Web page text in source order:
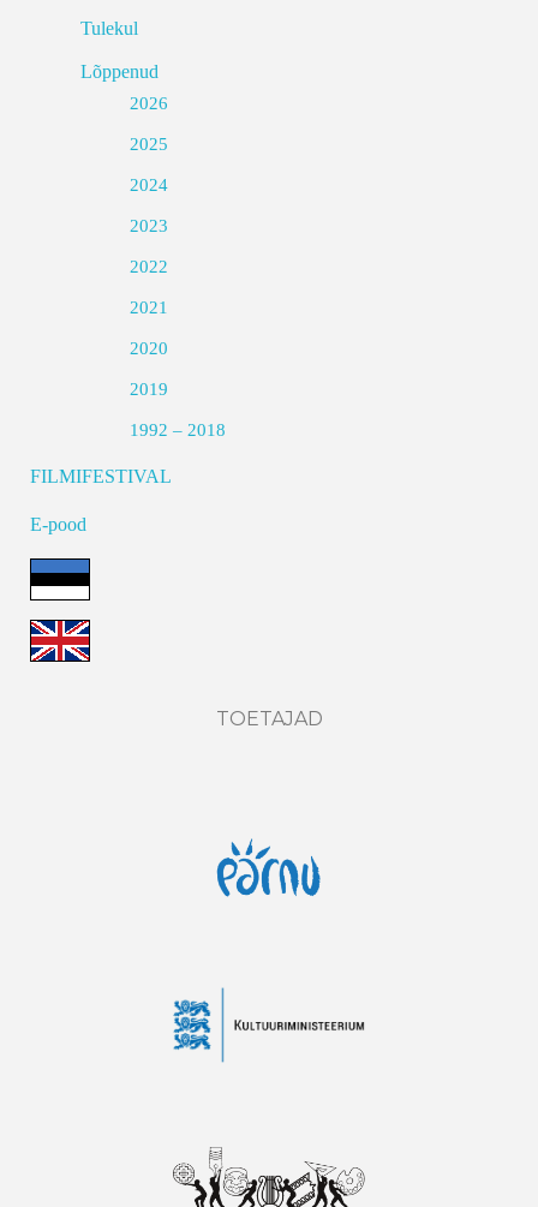
Tulekul
Lõppenud
2026
2025
2024
2023
2022
2021
2020
2019
1992 – 2018
FILMIFESTIVAL
E-pood
TOETAJAD